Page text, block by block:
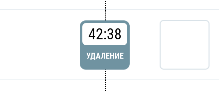
42:38
УДАЛЕНИЕ